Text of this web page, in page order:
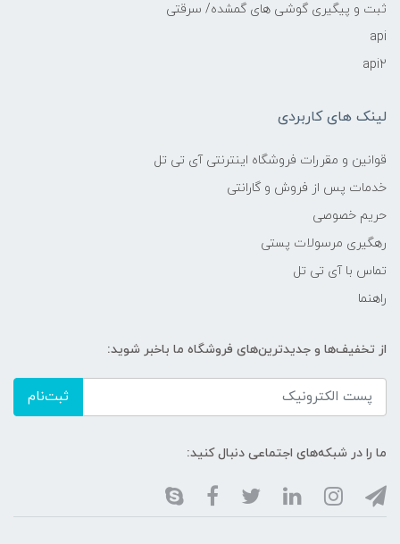
ثبت و پیگیری گوشی های گمشده/ سرقتی
api
api2
لینک های کاربردی
قوانین و مقررات فروشگاه اینترنتی آی تی تل
خدمات پس از فروش و گارانتی
حریم خصوصی
رهگیری مرسولات پستی
تماس با آی تی تل
راهنما
از تخفیف‌ها و جدیدترین‌های فروشگاه ما باخبر شوید:
ثبت‌نام
ما را در شبکه‌های اجتماعی دنبال کنید: